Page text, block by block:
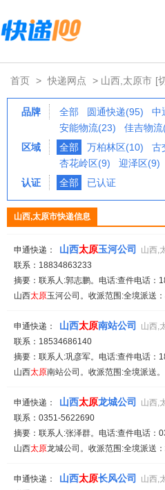
首页 > 快递网点 > 山西,太原市 [
品牌 全部 圆通快递(95) 中
安能物流(23)
佳吉物流
区域
全部 万柏林区(10) 古
杏花岭区(9)
迎泽区(9)
认证
全部 已认证
山西,太原市快递信息
申通快递： 山西太原玉河公司
山西,
联系：18834863233
摘要：联系人:郭志鹏。电话:查件电话
山西太原玉河公司。收派范围:全境派送
申通快递： 山西太原南站公司
山西,
联系：18534686140
摘要：联系人:巩彦军。电话:查件电话
山西太原南站公司。收派范围:全境派送
申通快递： 山西太原龙城公司
山西,
联系：0351-5622690
摘要：联系人:张泽群。电话:查件电话
山西太原龙城公司。收派范围:全境派送
申通快递： 山西太原长风公司
山西,